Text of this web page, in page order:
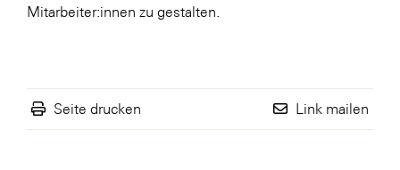
Mitarbeiter:innen zu gestalten.
Seite drucken Link mailen